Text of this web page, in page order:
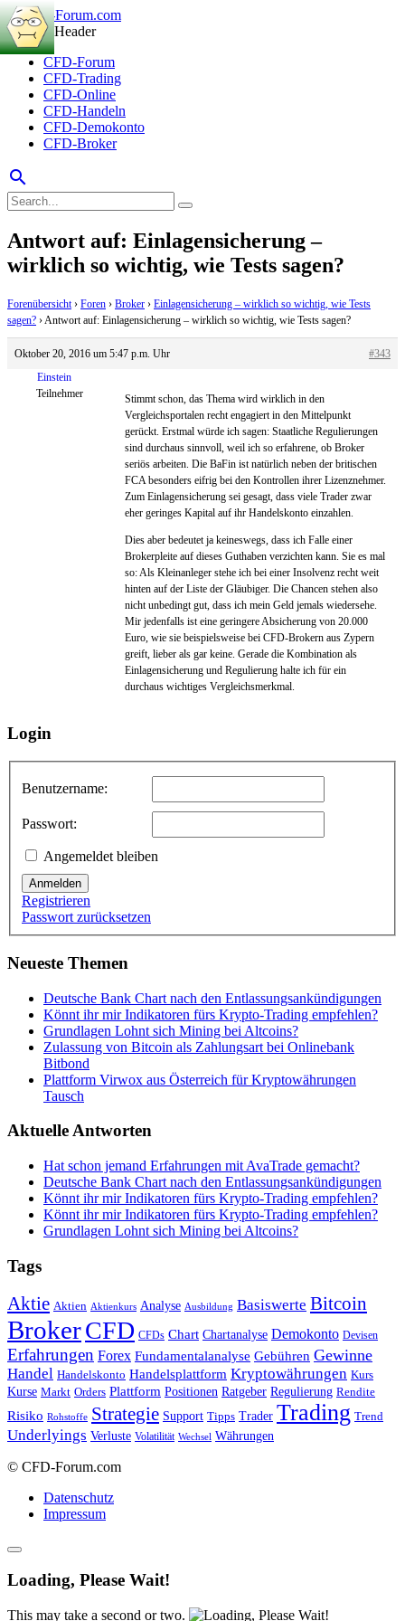
CFD-Forum
CFD-Trading
CFD-Online
CFD-Handeln
CFD-Demokonto
CFD-Broker
search
Antwort auf: Einlagensicherung –
wirklich so wichtig, wie Tests sagen?
Forenübersicht › Foren › Broker › Einlagensicherung – wirklich so wichtig, wie Tests
sagen? ›Antwort auf: Einlagensicherung – wirklich so wichtig, wie Tests sagen?
Oktober 20, 2016 um 5:47 p.m. Uhr
#343
Einstein
Teilnehmer
Stimmt schon, das Thema wird wirklich in den
Vergleichsportalen recht engagiert in den Mittelpunkt
gerückt. Erstmal würde ich sagen: Staatliche Regulierungen
sind durchaus sinnvoll, weil ich so erfahrene, ob Broker
seriös arbeiten. Die BaFin ist natürlich neben der britischen
FCA besonders eifrig bei den Kontrollen ihrer Lizenznehmer.
Zum Einlagensicherung sei gesagt, dass viele Trader zwar
eher geringes Kapital auf ihr Handelskonto einzahlen.
Dies aber bedeutet ja keineswegs, dass ich Falle einer
Brokerpleite auf dieses Guthaben verzichten kann. Sie es mal
so: Als Kleinanleger stehe ich bei einer Insolvenz recht weit
hinten auf der Liste der Gläubiger. Die Chancen stehen also
nicht unbedingt gut, dass ich mein Geld jemals wiedersehe.
Mir jedenfalls ist eine geringere Absicherung von 20.000
Euro, wie sie beispielsweise bei CFD-Brokern aus Zypern
greift, lieber als gar keine. Gerade die Kombination als
Einlagensicherung und Regulierung halte ich für ein
durchaus wichtiges Vergleichsmerkmal.
Login
Benutzername:
Passwort:
Angemeldet bleiben
Anmelden
Registrieren
Passwort zurücksetzen
Neueste Themen
Deutsche Bank Chart nach den Entlassungsankündigungen
Könnt ihr mir Indikatoren fürs Krypto-Trading empfehlen?
Grundlagen Lohnt sich Mining bei Altcoins?
Zulassung von Bitcoin als Zahlungsart bei Onlinebank
Bitbond
Plattform Virwox aus Österreich für Kryptowährungen
Tausch
Aktuelle Antworten
Hat schon jemand Erfahrungen mit AvaTrade gemacht?
Deutsche Bank Chart nach den Entlassungsankündigungen
Könnt ihr mir Indikatoren fürs Krypto-Trading empfehlen?
Könnt ihr mir Indikatoren fürs Krypto-Trading empfehlen?
Grundlagen Lohnt sich Mining bei Altcoins?
Tags
Aktie Aktien Aktienkurs Analyse Ausbildung Basiswerte Bitcoin
BrokerCFD CFDs Chart Chartanalyse Demokonto Devisen
Erfahrungen Forex Fundamentalanalyse Gebühren Gewinne
Handel Handelskonto Handelsplattform Kryptowährungen Kurs
Kurse Markt Orders Plattform Positionen Ratgeber Regulierung Rendite
Risiko Rohstoffe Strategie Support Tipps Trader Trading Trend
Underlyings Verluste Volatilität Wechsel Währungen
© CFD-Forum.com
Datenschutz
Impressum
Loading, Please Wait!
This may take a second or two.